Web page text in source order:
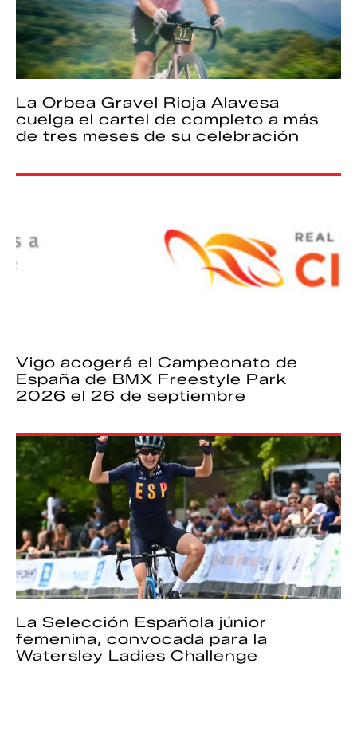
La Orbea Gravel Rioja Alavesa
cuelga el cartel de completo a más
de tres meses de su celebración
Vigo acogerá el Campeonato de
España de BMX Freestyle Park
2026 el 26 de septiembre
La Selección Española júnior
femenina, convocada para la
Watersley Ladies Challenge